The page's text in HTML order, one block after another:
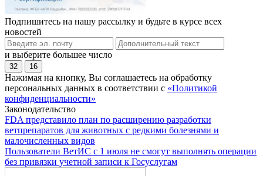
Подпишитесь на нашу рассылку и будьте в курсе всех
новостей
и выберите большее число
32 16
Нажимая на кнопку, Вы соглашаетесь на обработку
персональных данных в соответствии с «Политикой
конфиденциальности»
Законодательство
FDA представило план по расширению разработки
ветпрепаратов для животных с редкими болезнями и
малочисленных видов
Пользователи ВетИС с 1 июля не смогут выполнять операции
без привязки учетной записи к Госуслугам